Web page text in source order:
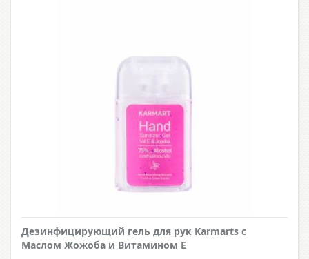
Дезинфицирующий гель для рук Karmarts с
Маслом Жожоба и Витамином Е